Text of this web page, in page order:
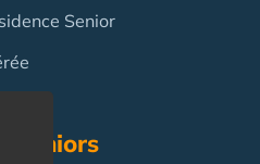
Senior
Seniors